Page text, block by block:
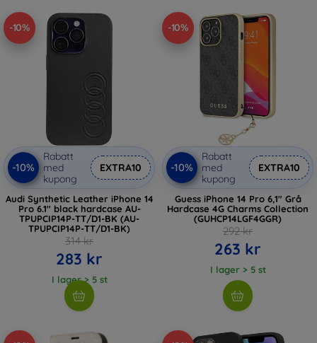
-10%
-10%
Rabatt
med
kupong
EXTRA10
Audi Synthetic Leather iPhone 14
Pro 6.1" black hardcase AU-
TPUPCIP14P-TT/D1-BK (AU-
TPUPCIP14P-TT/D1-BK)
314 kr
283 kr
I lager > 5 st
-10%
-10%
Rabatt
med
kupong
EXTRA10
Guess iPhone 14 Pro 6,1" Grå
Hardcase 4G Charms Collection
(GUHCP14LGF4GGR)
292 kr
263 kr
I lager > 5 st